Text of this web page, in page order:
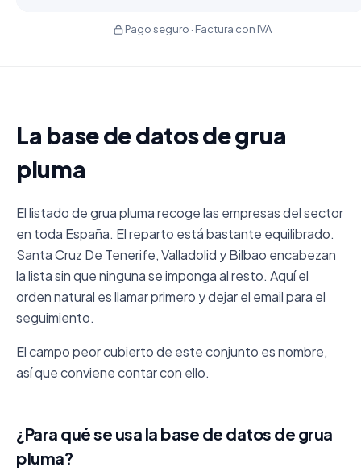
Pago seguro · Factura con IVA
La base de datos de grua
pluma
El listado de grua pluma recoge las empresas del sector
en toda España. El reparto está bastante equilibrado.
Santa Cruz De Tenerife, Valladolid y Bilbao encabezan
la lista sin que ninguna se imponga al resto. Aquí el
orden natural es llamar primero y dejar el email para el
seguimiento.
El campo peor cubierto de este conjunto es nombre,
así que conviene contar con ello.
¿Para qué se usa la base de datos de grua
pluma?